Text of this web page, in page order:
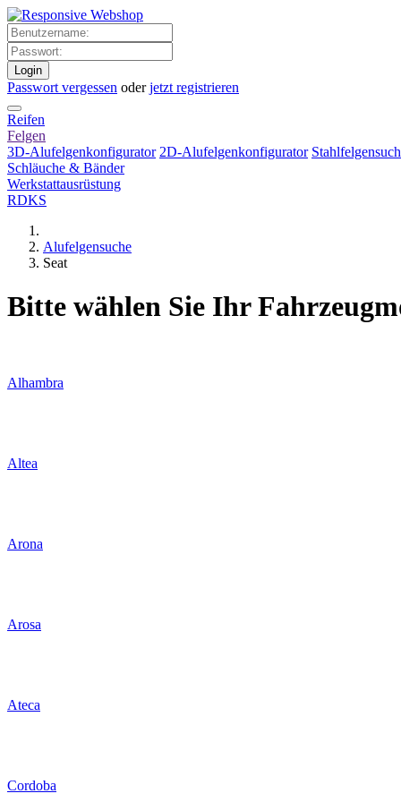
Login
Passwort vergessen oderjetzt registrieren
Reifen
Felgen
3D-Alufelgenkonfigurator 2D-Alufelgenkonfigurator
Schläuche & Bänder
Werkstattausrüstung
RDKS
Alufelgensuche
Seat
Bitte wählen Sie Ihr
Alhambra
Altea
Arona
Arosa
Ateca
Cordoba